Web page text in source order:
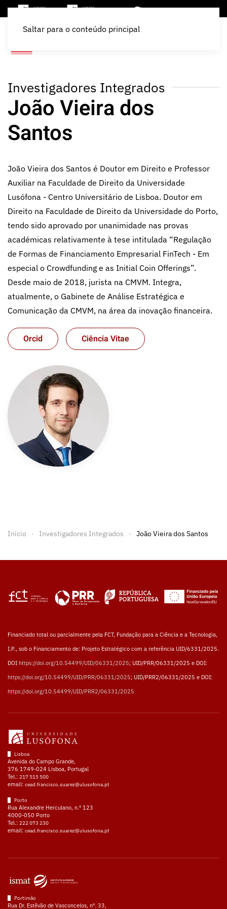
Saltar para o conteúdo principal
Investigadores Integrados
João Vieira dos
Santos
João Vieira dos Santos é Doutor em Direito e Professor
Auxiliar na Faculdade de Direito da Universidade
Lusófona - Centro Universitário de Lisboa. Doutor em
Direito na Faculdade de Direito da Universidade do Porto,
tendo sido aprovado por unanimidade nas provas
académicas relativamente à tese intitulada “Regulação
de Formas de Financiamento Empresarial FinTech - Em
especial o Crowdfunding e as Initial Coin Offerings”.
Desde maio de 2018, jurista na CMVM. Integra,
atualmente, o Gabinete de Análise Estratégica e
Comunicação da CMVM, na área da inovação financeira.
Orcid Ciência Vitae
Início Investigadores Integrados João Vieira dos Santos
Financiado total ou parcialmente pela FCT, Fundação para a Ciência e a Tecnologia,
I.P., sob o Financiamento de: Projeto Estratégico com a referência UID/6331/2025.
DOI https://doi.org/10.54499/UID/06331/2025; UID/PRR/06331/2025 e DOI:
https://doi.org/10.54499/UID/PRR/06331/2025; UID/PRR2/06331/2025 e DOI:
https://doi.org/10.54499/UID/PRR2/06331/2025
Lisboa
Avenida do Campo Grande,
376 1749-024 Lisboa, Portugal
Tel.: 217 515 500
email: cead.francisco.suarez@ulusofona.pt
Porto
Rua Alexandre Herculano, n.º 123
4000-050 Porto
Tel.: 222 073 230
email: cead.francisco.suarez@ulusofona.pt
Portimão
Rua Dr. Estêvão de Vasconcelos, nº. 33,